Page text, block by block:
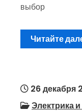
выбор
Читайте
26 декабря
Электрика